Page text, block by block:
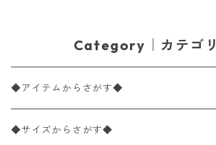
Category｜カテゴ
◆アイテムからさがす◆
ペーパーナプキン2枚バラ売り
◆サイズからさがす◆